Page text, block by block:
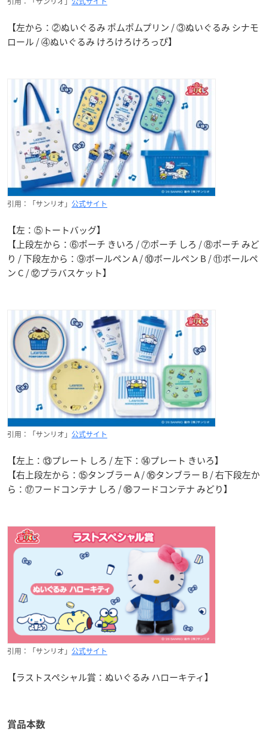
【左から：②ぬいぐるみ ポムポムプリン / ③ぬいぐるみ シナモ
ロール / ④ぬいぐるみ けろけろけろっぴ】
引用：「サンリオ」 公式サイト
【左：⑤トートバッグ】
【上段左から：⑥ポーチ きいろ / ⑦ポーチ しろ / ⑧ポーチ みど
り / 下段左から：⑨ボールペン A / ⑩ボールペン B / ⑪ボールペ
ン C / ⑫プラバスケット】
引用：「サンリオ」 公式サイト
【左上：⑬プレート しろ / 左下：⑭プレート きいろ】
【右上段左から：⑮タンブラー A / ⑯タンブラー B / 右下段左か
ら：⑰フードコンテナ しろ / ⑱フードコンテナ みどり】
引用：「サンリオ」 公式サイト
【ラストスペシャル賞：ぬいぐるみ ハローキティ】
賞品本数